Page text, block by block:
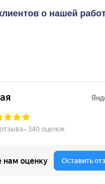
о нашей